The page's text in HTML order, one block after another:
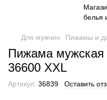
Для мужчин Пижамы и
Пижама мужская
36600 XXL
Артикул: 36839 Оставить